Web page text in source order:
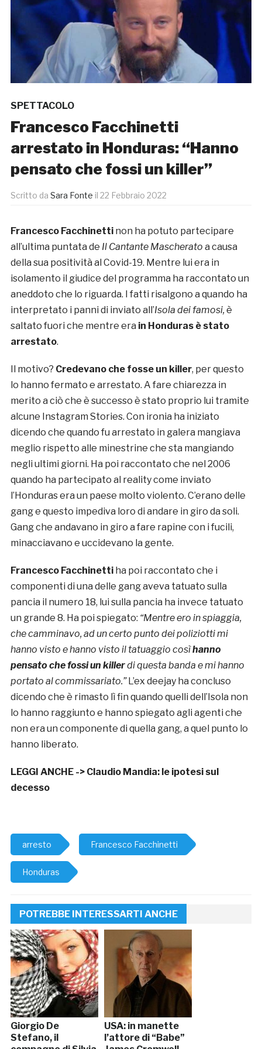
SPETTACOLO
Francesco Facchinetti
arrestato in Honduras: “Hanno
pensato che fossi un killer”
Scritto da Sara Fonte il 22 Febbraio 2022
Francesco Facchinetti non ha potuto partecipare
all’ultima puntata de Il Cantante Mascherato a causa
della sua positività al Covid-19. Mentre lui era in
isolamento il giudice del programma ha raccontato un
aneddoto che lo riguarda. I fatti risalgono a quando ha
interpretato i panni di inviato all’Isola dei famosi,è
saltato fuori che mentre era in Honduras è stato
arrestato.
Il motivo? Credevano che fosse un killer, per questo
lo hanno fermato e arrestato. A fare chiarezza in
merito a ciò che è successo è stato proprio lui tramite
alcune Instagram Stories. Con ironia ha iniziato
dicendo che quando fu arrestato in galera mangiava
meglio rispetto alle minestrine che sta mangiando
negli ultimi giorni. Ha poi raccontato che nel 2006
quando ha partecipato al reality come inviato
l’Honduras era un paese molto violento. C’erano delle
gang e questo impediva loro di andare in giro da soli.
Gang che andavano in giro a fare rapine con i fucili,
minacciavano e uccidevano la gente.
Francesco Facchinetti ha poi raccontato che i
componenti di una delle gang aveva tatuato sulla
pancia il numero 18, lui sulla pancia ha invece tatuato
un grande 8. Ha poi spiegato: “Mentre ero in spiaggia,
che camminavo, ad un certo punto dei poliziotti mi
hanno visto e hanno visto il tatuaggio cosìhanno
pensato che fossi un killerdi questa banda e mi hanno
portato al commissariato.” L’ex deejay ha concluso
dicendo che è rimasto lì fin quando quelli dell’Isola non
lo hanno raggiunto e hanno spiegato agli agenti che
non era un componente di quella gang, a quel punto lo
hanno liberato.
LEGGI ANCHE -> Claudio Mandia: le ipotesi sul
decesso
arresto Francesco Facchinetti
Honduras
POTREBBE INTERESSARTI ANCHE
Giorgio De
Stefano, il
USA: in manette
l’attore di “Babe”